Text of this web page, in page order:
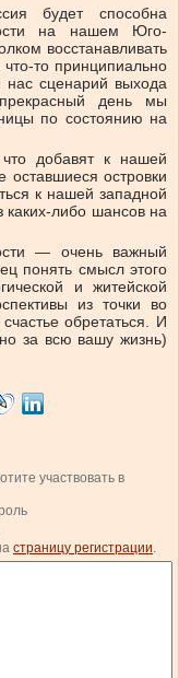
будет способна
на нашем Юго-
восстанавливать
то принципиально
нас сценарий выхода
день мы
по состоянию на
что добавят к нашей
оставшиеся островки
к нашей западной
каких-либо шансов на
— очень важный
понять смысл этого
и житейской
из точки во
обретаться. И
за всю вашу жизнь)
участвовать в
страницу регистрации.